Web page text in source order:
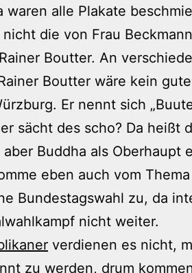
waren alle Plakate
die von Frau
Boutter. An
Boutter wäre kein
Er nennt sich
sächt des scho? Da heißt
aber Buddha als
eben auch vom
Bundestagswahl zu, da
nicht weiter.
verdienen es nicht,
zu werden, drum